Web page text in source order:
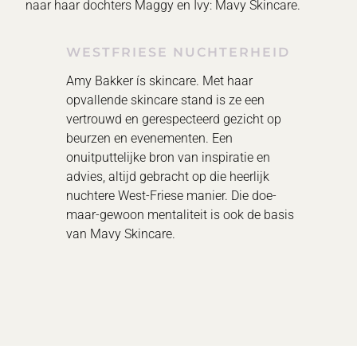
naar haar dochters Maggy en Ivy: Mavy Skincare.
WESTFRIESE NUCHTERHEID
Amy Bakker ís skincare. Met haar
opvallende skincare stand is ze een
vertrouwd en gerespecteerd gezicht op
beurzen en evenementen. Een
onuitputtelijke bron van inspiratie en
advies, altijd gebracht op die heerlijk
nuchtere West-Friese manier. Die doe-
maar-gewoon mentaliteit is ook de basis
van Mavy Skincare.